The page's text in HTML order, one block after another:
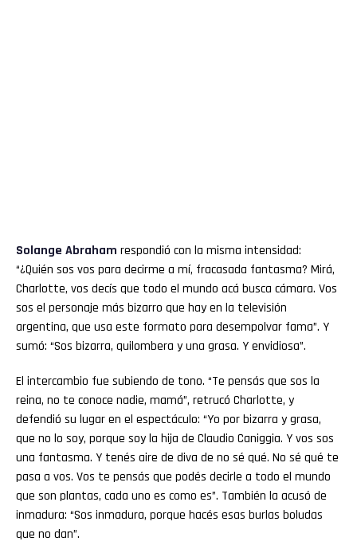
Solange Abraham respondió con la misma intensidad:
“¿Quién sos vos para decirme a mí, fracasada fantasma? Mirá,
Charlotte, vos decís que todo el mundo acá busca cámara. Vos
sos el personaje más bizarro que hay en la televisión
argentina, que usa este formato para desempolvar fama”. Y
sumó: “Sos bizarra, quilombera y una grasa. Y envidiosa”.
El intercambio fue subiendo de tono. “Te pensás que sos la
reina, no te conoce nadie, mamá”, retrucó Charlotte, y
defendió su lugar en el espectáculo: “Yo por bizarra y grasa,
que no lo soy, porque soy la hija de Claudio Caniggia. Y vos sos
una fantasma. Y tenés aire de diva de no sé qué. No sé qué te
pasa a vos. Vos te pensás que podés decirle a todo el mundo
que son plantas, cada uno es como es”. También la acusó de
inmadura: “Sos inmadura, porque hacés esas burlas boludas
que no dan”.